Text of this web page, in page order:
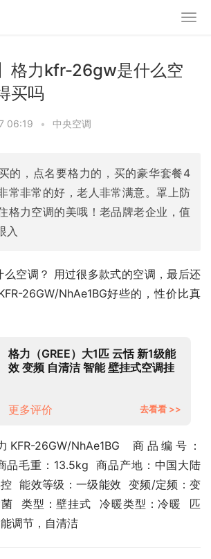
格力kfr-26gw是什么空
买吗
06:19 • 中央空调
的，点名要格力的，买的豪华套餐4
常非常的好，老人非常满意。罩上防
格力空调的美哦！老品牌老企业，值
入
空调？ 用过很多款式的空调，最后还
26GW/NhAe1BG好些的，性价比真
格力（GREE）大1匹 云恬 新1级能
效 变频 自清洁 智能 壁挂式空调挂
更多评价
去看看 >>
26GW/NhAe1BG  商品编号：
品毛重：13.5kg  商品产地：中国大陆
能效等级：一级能效  变频/定频：变
类型：壁挂式  冷暖类型：冷暖  匹
调节，自清洁